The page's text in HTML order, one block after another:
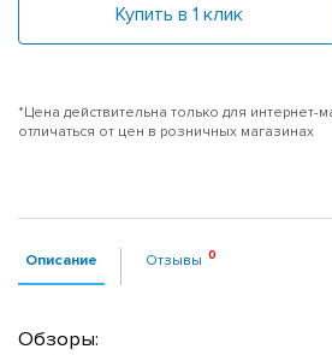
Купить в 1 клик
*Цена действительна только для интернет-
отличаться от цен в розничных магазинах
Описание Отзывы
Обзоры: